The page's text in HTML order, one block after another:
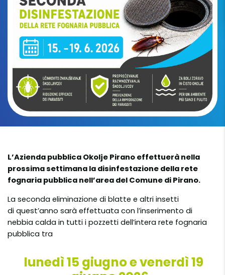
L’Azienda pubblica Okolje Pirano effettuerà nella
prossima settimana la disinfestazione della rete
fognaria pubblica nell’area del Comune di Pirano.
La seconda eliminazione di blatte e altri insetti
di quest’anno sarà effettuata con l’inserimento di
nebbia calda in tutti i pozzetti dell’intera rete fognaria
pubblica tra
lunedì 15 giugno e venerdì 19